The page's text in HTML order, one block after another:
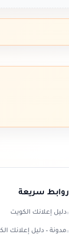
روابط سريعة
دليل إعلانك الكويت
مدونة – دليل إعلانك